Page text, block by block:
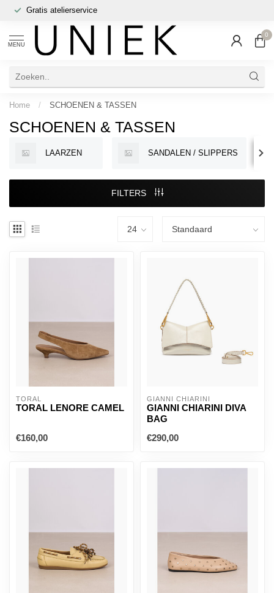
Gratis atelierservice
MENU
0
Home / SCHOENEN & TASSEN
SCHOENEN & TASSEN
LAARZEN SANDALEN / SLIPPERS
FILTERS
TORAL
TORAL LENORE CAMEL
€160,00
GIANNI CHIARINI
GIANNI CHIARINI DIVA
BAG
€290,00